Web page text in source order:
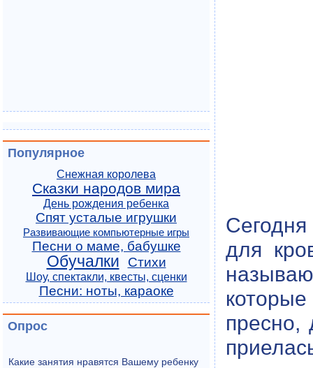
для
пресно,
Популярное
Снежная королева
Сказки народов мира
День рождения ребенка
Спят усталые игрушки
Развивающие компьютерные игры
Песни о маме, бабушке
Обучалки Стихи
Шоу, спектакли, квесты, сценки
Песни: ноты, караоке
Опрос
Какие занятия нравятся Вашему ребенку